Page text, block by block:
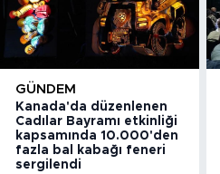
GÜNDEM
Kanada'da düzenlenen
Cadılar Bayramı etkinliği
kapsamında 10.000'den
fazla bal kabağı feneri
sergilendi